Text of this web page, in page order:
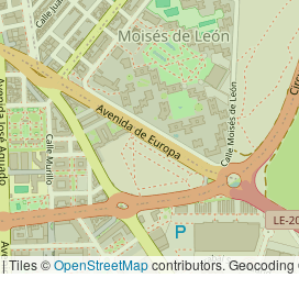
|Tiles ©OpenStreetMapcontributors.